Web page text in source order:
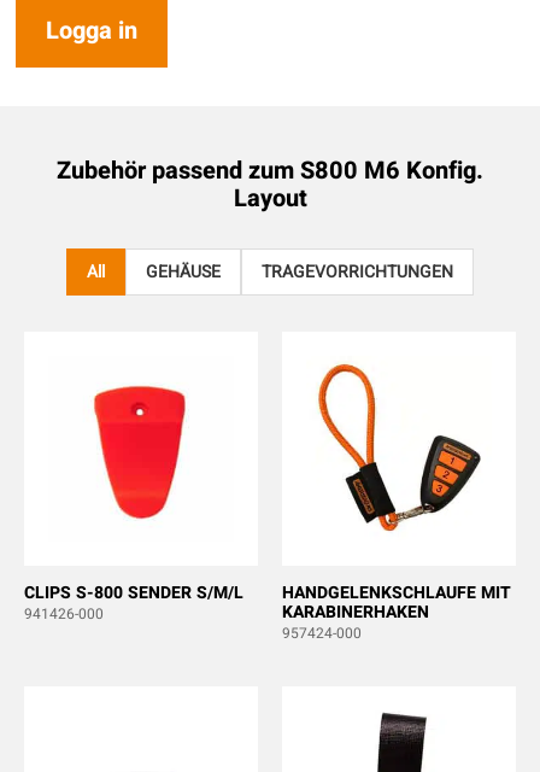
Logga in
Zubehör passend zumS800 M6 Konfig.
Layout
All GEHÄUSE TRAGEVORRICHTUNGEN
CLIPS S-800 SENDER S/M/L
941426-000
HANDGELENKSCHLAUFE MIT
KARABINERHAKEN
957424-000